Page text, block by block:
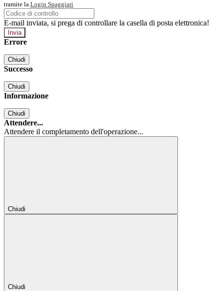
tramite la Login Spaggiari
E-mail inviata, si prega di controllare la casella di posta elettronica!
Errore
Chiudi
Successo
Chiudi
Informazione
Chiudi
Attendere...
Attendere il completamento dell'operazione...
Chiudi
Chiudi